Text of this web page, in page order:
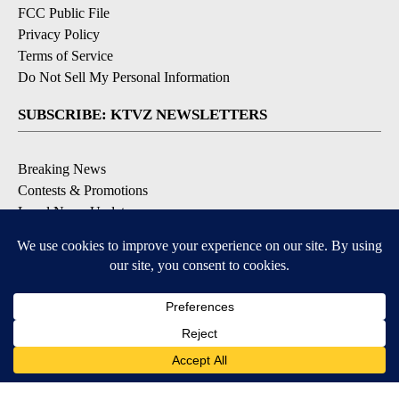
FCC Public File
Privacy Policy
Terms of Service
Do Not Sell My Personal Information
SUBSCRIBE: KTVZ NEWSLETTERS
Breaking News
Contests & Promotions
Local News Updates
Local Alert Weather Warnings
DOWNLOAD: KTVZ APPS
Apple & Google Play Stores